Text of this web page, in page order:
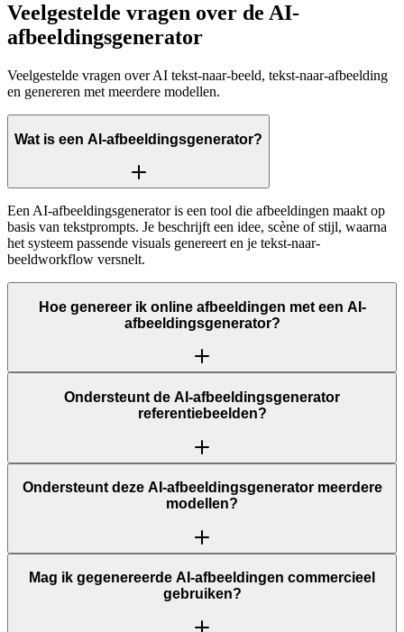
Veelgestelde vragen over de AI-
afbeeldingsgenerator
Veelgestelde vragen over AI tekst-naar-beeld, tekst-naar-afbeelding
en genereren met meerdere modellen.
Wat is een AI-afbeeldingsgenerator?
Een AI-afbeeldingsgenerator is een tool die afbeeldingen maakt op
basis van tekstprompts. Je beschrijft een idee, scène of stijl, waarna
het systeem passende visuals genereert en je tekst-naar-
beeldworkflow versnelt.
Hoe genereer ik online afbeeldingen met een AI-
afbeeldingsgenerator?
Ondersteunt de AI-afbeeldingsgenerator
referentiebeelden?
Ondersteunt deze AI-afbeeldingsgenerator meerdere
modellen?
Mag ik gegenereerde AI-afbeeldingen commercieel
gebruiken?